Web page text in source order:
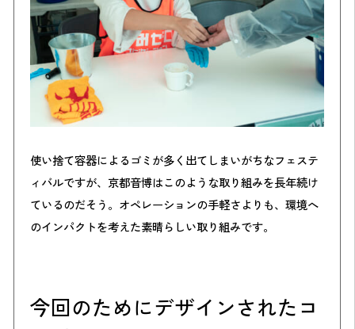
使い捨て容器によるゴミが多く出てしまいがちなフェステ
ィバルですが、京都音博はこのような取り組みを長年続け
ているのだそう。オペレーションの手軽さよりも、環境へ
のインパクトを考えた素晴らしい取り組みです。
今回のためにデザインされたコ